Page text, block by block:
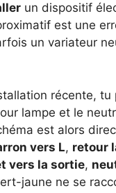
un dispositif
est une
un variateur
récente, tu
lampe et le
est alors
vers L, retour
vers la sortie,
jaune ne se